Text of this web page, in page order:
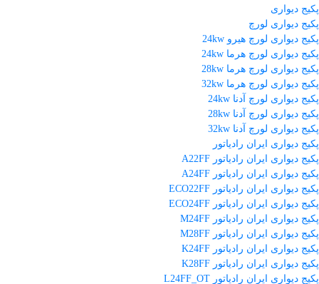
پکیج دیواری
پکیج دیواری لورچ
پکیج دیواری لورچ هیرو 24kw
پکیج دیواری لورچ هرما 24kw
پکیج دیواری لورچ هرما 28kw
پکیج دیواری لورچ هرما 32kw
پکیج دیواری لورچ آدنا 24kw
پکیج دیواری لورچ آدنا 28kw
پکیج دیواری لورچ آدنا 32kw
پکیج دیواری ایران رادیاتور
پکیج دیواری ایران رادیاتور A22FF
پکیج دیواری ایران رادیاتور A24FF
پکیج دیواری ایران رادیاتور ECO22FF
پکیج دیواری ایران رادیاتور ECO24FF
پکیج دیواری ایران رادیاتور M24FF
پکیج دیواری ایران رادیاتور M28FF
پکیج دیواری ایران رادیاتور K24FF
پکیج دیواری ایران رادیاتور K28FF
پکیج دیواری ایران رادیاتور L24FF_OT